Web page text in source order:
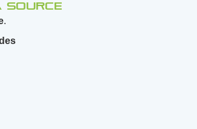
source
.